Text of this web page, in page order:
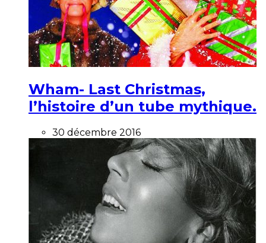
Wham- Last Christmas,
l’histoire d’un tube mythique.
30 décembre 2016